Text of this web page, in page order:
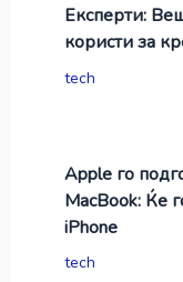
Експерти:
користи за
tech
Apple го
MacBook: Ќе
iPhone
tech